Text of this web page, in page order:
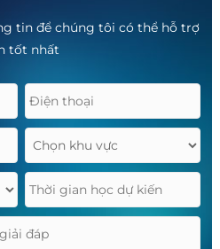
tin để chúng tôi có thể hỗ trợ
tốt nhất